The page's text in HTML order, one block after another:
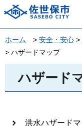
佐世保市
ホーム > 安全・安心 >
> ハザードマップ
ハザード
洪水ハザードマ